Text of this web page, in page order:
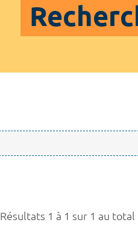
Résultats 1 à 1 sur 1 au total